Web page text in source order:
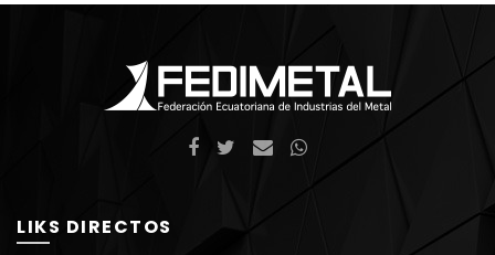
LIKS DIRECTOS